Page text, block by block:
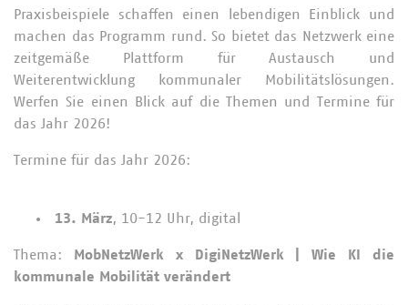
Praxisbeispiele schaffen einen lebendigen Einblick und
machen das Programm rund. So bietet das Netzwerk eine
zeitgemäße Plattform für Austausch und
Weiterentwicklung kommunaler Mobilitätslösungen.
Werfen Sie einen Blick auf die Themen und Termine für
das Jahr 2026!
Termine für das Jahr 2026:
13. März, 10-12 Uhr, digital
Thema: MobNetzWerk x DigiNetzWerk | Wie KI die
kommunale Mobilität verändert